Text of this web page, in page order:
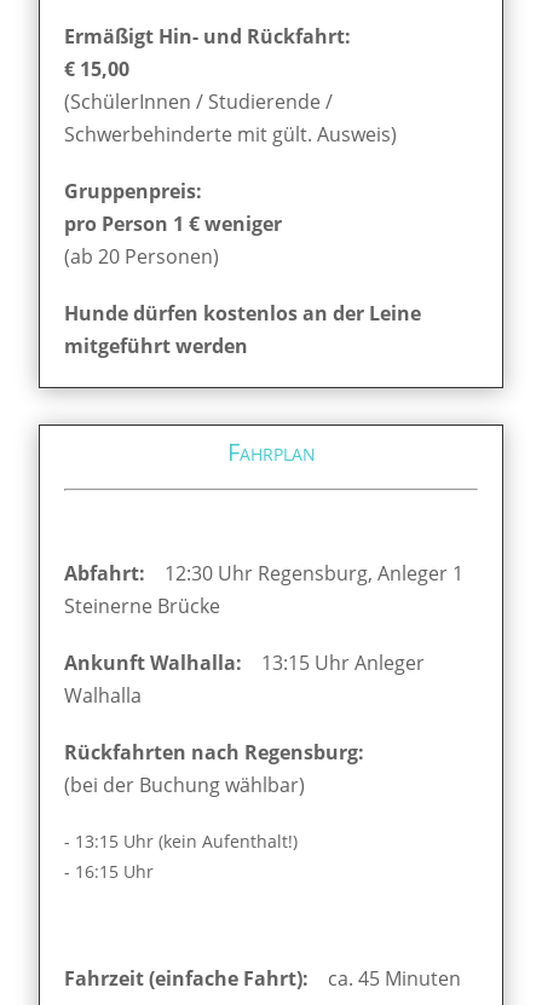
Ermäßigt Hin- und Rückfahrt:
€ 15,00
(SchülerInnen / Studierende /
Schwerbehinderte mit gült. Ausweis)
Gruppenpreis:
pro Person 1 € weniger
(ab 20 Personen)
Hunde dürfen kostenlos an der Leine
mitgeführt werden
Fahrplan
Abfahrt: 12:30 Uhr Regensburg, Anleger 1
Steinerne Brücke
Ankunft Walhalla: 13:15 Uhr Anleger
Walhalla
Rückfahrten nach Regensburg:
(bei der Buchung wählbar)
- 13:15 Uhr (kein Aufenthalt!)
- 16:15 Uhr
Fahrzeit (einfache Fahrt): ca. 45 Minuten